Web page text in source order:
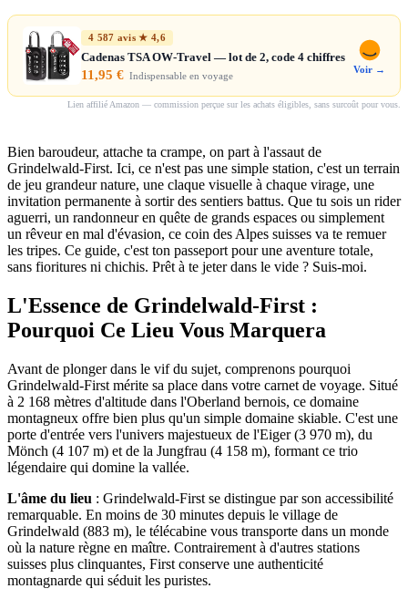
4 587 avis ★ 4,6
Cadenas TSA OW-Travel — lot de 2, code 4 chiffres
11,95 € Indispensable en voyage
Voir →
Lien affilié Amazon — commission perçue sur les achats éligibles, sans surcoût pour vous.
Bien baroudeur, attache ta crampe, on part à l'assaut de
Grindelwald-First. Ici, ce n'est pas une simple station, c'est un terrain
de jeu grandeur nature, une claque visuelle à chaque virage, une
invitation permanente à sortir des sentiers battus. Que tu sois un rider
aguerri, un randonneur en quête de grands espaces ou simplement
un rêveur en mal d'évasion, ce coin des Alpes suisses va te remuer
les tripes. Ce guide, c'est ton passeport pour une aventure totale,
sans fioritures ni chichis. Prêt à te jeter dans le vide ? Suis-moi.
L'Essence de Grindelwald-First :
Pourquoi Ce Lieu Vous Marquera
Avant de plonger dans le vif du sujet, comprenons pourquoi
Grindelwald-First mérite sa place dans votre carnet de voyage. Situé
à 2 168 mètres d'altitude dans l'Oberland bernois, ce domaine
montagneux offre bien plus qu'un simple domaine skiable. C'est une
porte d'entrée vers l'univers majestueux de l'Eiger (3 970 m), du
Mönch (4 107 m) et de la Jungfrau (4 158 m), formant ce trio
légendaire qui domine la vallée.
L'âme du lieu : Grindelwald-First se distingue par son accessibilité
remarquable. En moins de 30 minutes depuis le village de
Grindelwald (883 m), le télécabine vous transporte dans un monde
où la nature règne en maître. Contrairement à d'autres stations
suisses plus clinquantes, First conserve une authenticité
montagnarde qui séduit les puristes.